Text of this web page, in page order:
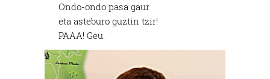
Ondo-ondo pasa gaur
eta asteburo guztin tzir!
PAAA! Geu.